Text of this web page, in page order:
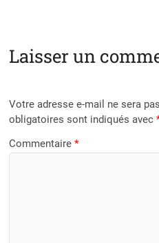
Laisser un
Votre adresse e-mail ne sera
obligatoires sont indiqués avec
Commentaire*